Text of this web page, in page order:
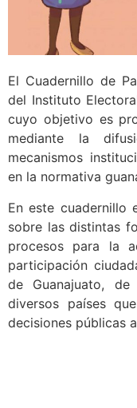
El Cuadernillo de
del Instituto
cuyo objetivo es
mediante la
mecanismos
en la normativa
En este cuadernillo
sobre las distintas
procesos para la
participación
de Guanajuato,
diversos países
decisiones públicas